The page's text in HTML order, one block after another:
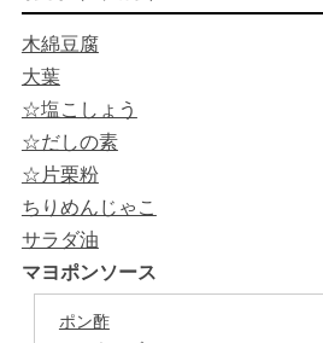
木綿豆腐
大葉
☆塩こしょう
☆だしの素
☆片栗粉
ちりめんじゃこ
サラダ油
マヨポンソース
ポン酢